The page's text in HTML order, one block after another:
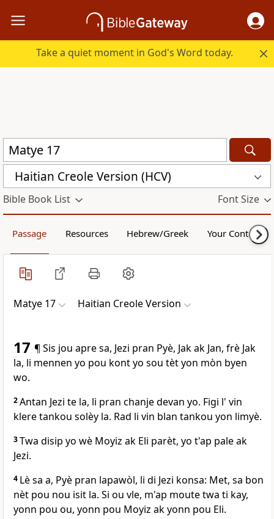
Take a quiet moment in God's Word today.
Haitian Creole Version (HCV)
Bible Book List Font Size
Passage Resources Hebrew/Greek Your Content
Matye 17 Haitian Creole Version
17 ¶ Sis jou apre sa, Jezi pran Pyè, Jak ak Jan, frè Jak
la, li mennen yo pou kont yo sou tèt yon mòn byen
wo.
2Antan Jezi te la, li pran chanje devan yo. Figi l' vin
klere tankou solèy la. Rad li vin blan tankou yon limyè.
3Twa disip yo wè Moyiz ak Eli parèt, yo t'ap pale ak
Jezi.
4 Lè sa a, Pyè pran lapawòl, li di Jezi konsa: Met, sa bon
nèt pou nou isit la. Si ou vle, m'ap moute twa ti kay,
yonn pou ou, yonn pou Moyiz ak yonn pou Eli.